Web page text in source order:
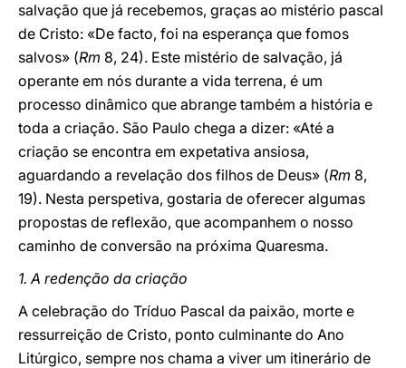
salvação que já recebemos, graças ao mistério pascal
de Cristo: «De facto, foi na esperança que fomos
salvos» (Rm 8, 24). Este mistério de salvação, já
operante em nós durante a vida terrena, é um
processo dinâmico que abrange também a história e
toda a criação. São Paulo chega a dizer: «Até a
criação se encontra em expetativa ansiosa,
aguardando a revelação dos filhos de Deus» (Rm 8,
19). Nesta perspetiva, gostaria de oferecer algumas
propostas de reflexão, que acompanhem o nosso
caminho de conversão na próxima Quaresma.
1. A redenção da criação
A celebração do Tríduo Pascal da paixão, morte e
ressurreição de Cristo, ponto culminante do Ano
Litúrgico, sempre nos chama a viver um itinerário de